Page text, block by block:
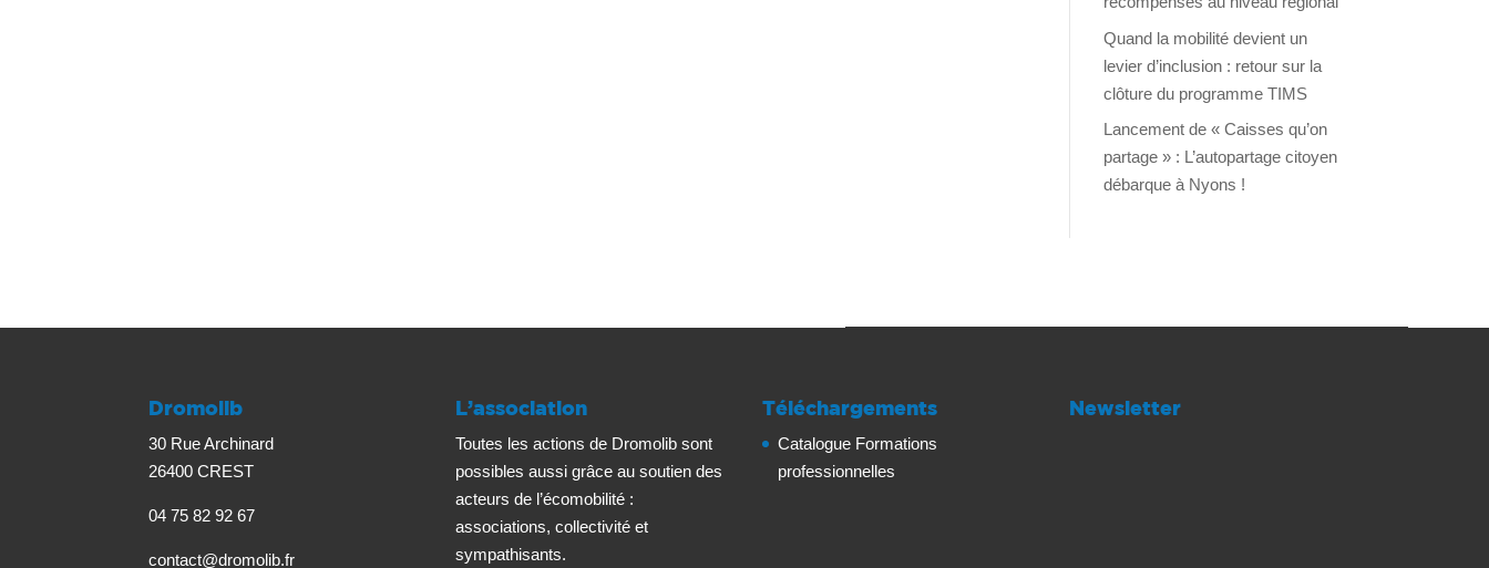
Quand la mobilité devient un
levier d’inclusion : retour sur la
clôture du programme TIMS
Lancement de « Caisses qu’on
partage » : L’autopartage citoyen
débarque à Nyons !
Dromolib
30 Rue Archinard
26400 CREST
04 75 82 92 67
contact@dromolib.fr
L’association
Toutes les actions de Dromolib sont
possibles aussi grâce au soutien des
acteurs de l’écomobilité :
associations, collectivité et
sympathisants.
Téléchargements
Catalogue Formations
professionnelles
Newsletter